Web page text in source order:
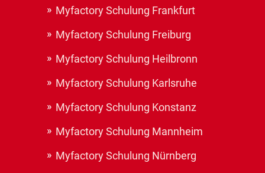
Myfactory Schulung Frankfurt
Myfactory Schulung Freiburg
Myfactory Schulung Heilbronn
Myfactory Schulung Karlsruhe
Myfactory Schulung Konstanz
Myfactory Schulung Mannheim
Myfactory Schulung Nürnberg